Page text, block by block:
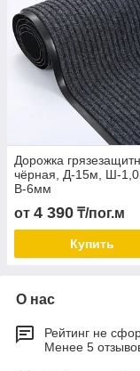
Дорожка
чёрная, Д-15м, Ш-
В-6мм
от 4 390 ₸/пог.м
Купить
О нас
Рейтинг не
Менее 5